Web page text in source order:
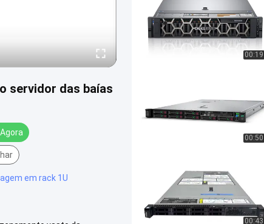
servidor das baías
em rack 1U
00:19
00:50
00:43